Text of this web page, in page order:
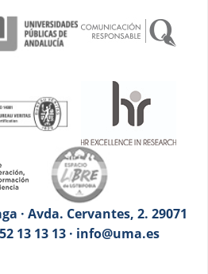
· Avda. Cervantes, 2. 29071
13 13 13 · info@uma.es